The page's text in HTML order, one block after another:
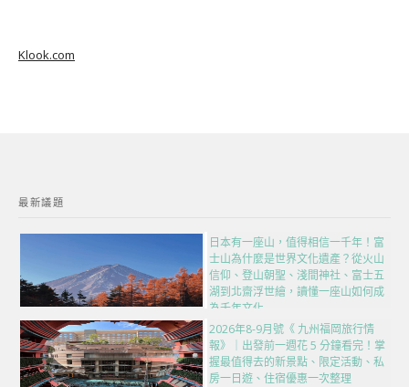
Klook.com
最新議題
日本有一座山，值得相信一千年！富
士山為什麼是世界文化遺產？從火山
信仰、登山朝聖、淺間神社、富士五
湖到北齋浮世繪，讀懂一座山如何成
為千年文化
2026年8-9月號《 九州福岡旅行情
報》｜出發前一週花 5 分鐘看完！掌
握最值得去的新景點、限定活動、私
房一日遊、住宿優惠一次整理